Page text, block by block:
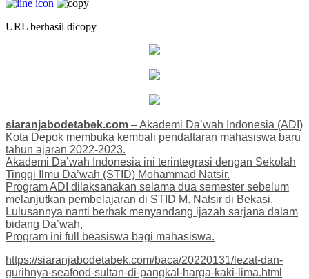
URL berhasil dicopy
siaranjabodetabek.com – Akademi Da’wah Indonesia (ADI)
Kota Depok membuka kembali pendaftaran mahasiswa baru
tahun ajaran 2022-2023.
Akademi Da’wah Indonesia ini terintegrasi dengan Sekolah
Tinggi Ilmu Da’wah (STID) Mohammad Natsir.
Program ADI dilaksanakan selama dua semester sebelum
melanjutkan pembelajaran di STID M. Natsir di Bekasi.
Lulusannya nanti berhak menyandang ijazah sarjana dalam
bidang Da’wah,
Program ini full beasiswa bagi mahasiswa.
https://siaranjabodetabek.com/baca/20220131/lezat-dan-
gurihnya-seafood-sultan-di-pangkal-harga-kaki-lima.html